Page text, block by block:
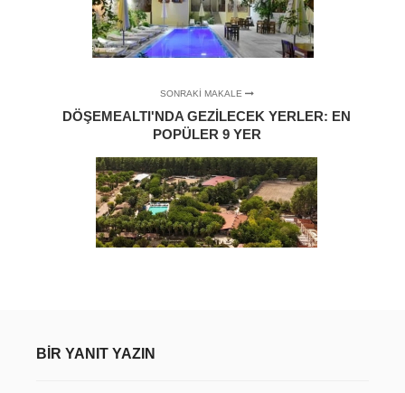
SONRAKI MAKALE
DÖŞEMEALTI'NDA GEZILECEK YERLER: EN
POPÜLER 9 YER
BIR YANIT YAZIN